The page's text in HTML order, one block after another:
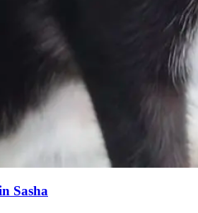
Sasha